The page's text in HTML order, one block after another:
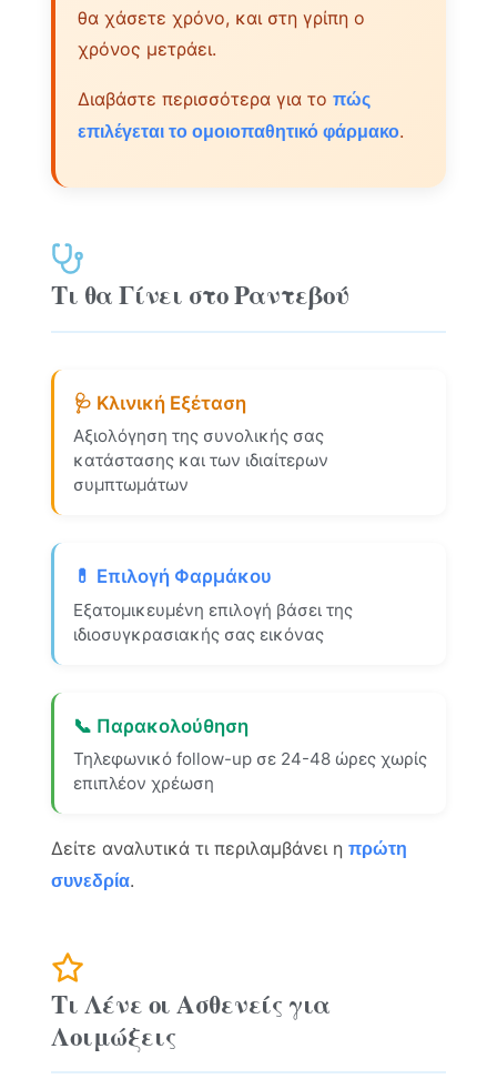
θα χάσετε χρόνο, και στη γρίπη ο
χρόνος μετράει.
Διαβάστε περισσότερα για τοπώς
επιλέγεται το ομοιοπαθητικό φάρμακο.
Τι θα Γίνει στο Ραντεβού
🩺 Κλινική Εξέταση
Αξιολόγηση της συνολικής σας
κατάστασης και των ιδιαίτερων
συμπτωμάτων
💊 Επιλογή Φαρμάκου
Εξατομικευμένη επιλογή βάσει της
ιδιοσυγκρασιακής σας εικόνας
📞 Παρακολούθηση
Τηλεφωνικό follow-up σε 24-48 ώρες χωρίς
επιπλέον χρέωση
Δείτε αναλυτικά τι περιλαμβάνει ηπρώτη
συνεδρία.
Τι Λένε οι Ασθενείς για
Λοιμώξεις